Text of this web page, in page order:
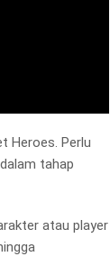
Heroes. Perlu
tahap
atau player